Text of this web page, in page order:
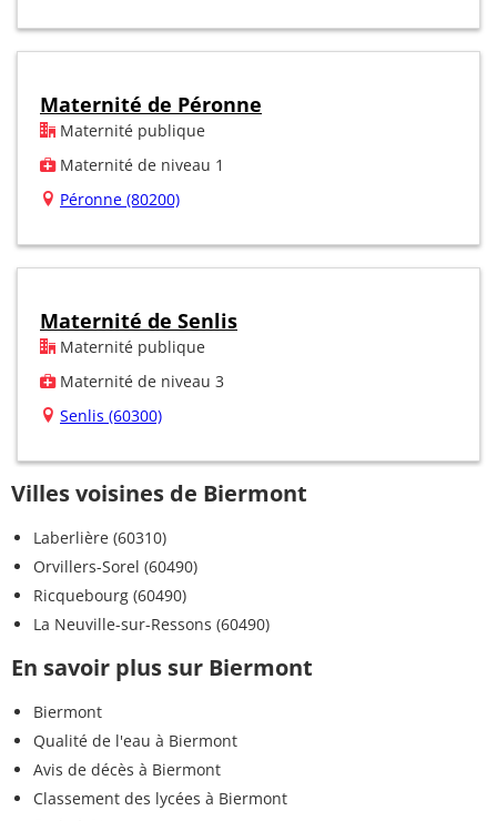
Maternité de Péronne
Maternité publique
Maternité de niveau 1
Péronne (80200)
Maternité de Senlis
Maternité publique
Maternité de niveau 3
Senlis (60300)
Villes voisines de Biermont
Laberlière (60310)
Orvillers-Sorel (60490)
Ricquebourg (60490)
La Neuville-sur-Ressons (60490)
En savoir plus sur Biermont
Biermont
Qualité de l'eau à Biermont
Avis de décès à Biermont
Classement des lycées à Biermont